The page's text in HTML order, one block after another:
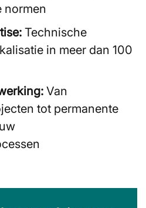
normen
Technische
in meer dan 100
Van
tot permanente